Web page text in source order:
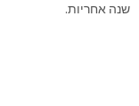
שנה אחריות.